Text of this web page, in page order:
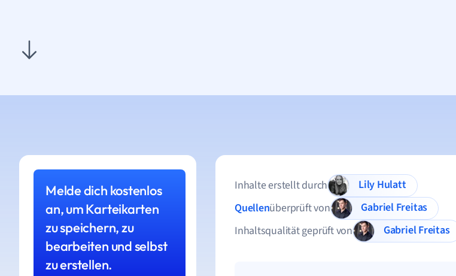
Melde dich kostenlos
an, um Karteikarten
zu speichern, zu
bearbeiten und selbst
zu erstellen.
Inhalte erstellt durch
Lily Hulatt
Quellenüberprüft von
Gabriel Freitas
Inhaltsqualität geprüft von
Gabriel Freitas